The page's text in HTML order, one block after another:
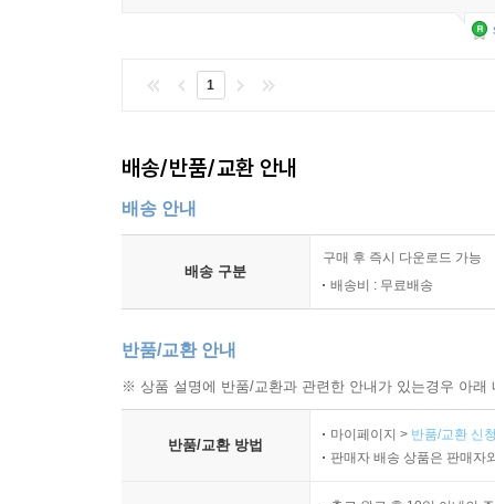
1
배송/반품/교환 안내
배송 안내
배송 구분
구매 후 즉시 다운로드 가능
배송비 : 무료배송
반품/교환 안내
※ 상품 설명에 반품/교환과 관련한 안내가 있는경우 아
반품/교환 방법
마이페이지 > 반품/교환 신
판매자 배송 상품은 판매자